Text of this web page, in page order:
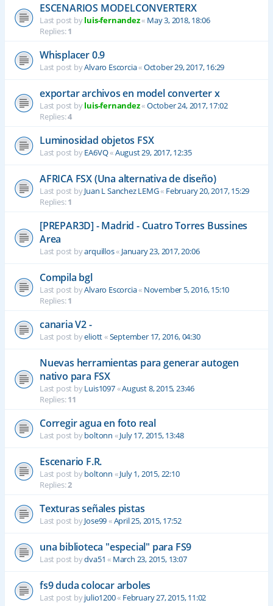
ESCENARIOS MODELCONVERTERX
Last post byluis-fernandez« May 3, 2018, 18:06
Replies:1
Whisplacer 0.9
Last post byAlvaro Escorcia«October 29, 2017, 16:29
exportar archivos en model converter x
Last post byluis-fernandez«October 24, 2017, 17:02
Replies:4
Luminosidad objetos FSX
Last post byEA6VQ«August 29, 2017, 12:35
AFRICA FSX (Una alternativa de diseño)
Last post byJuan L Sanchez LEMG« February 20, 2017, 15:29
Replies:1
[PREPAR3D] - Madrid - Cuatro Torres Bussines
Area
Last post byarquillos« January 23, 2017, 20:06
Compila bgl
Last post byAlvaro Escorcia« November 5, 2016, 15:10
Replies:1
canaria V2 -
Last post byeliott«September 17, 2016, 04:30
Nuevas herramientas para generar autogen
nativo para FSX
Last post byLuis1097«August 8, 2015, 23:46
Replies:11
Corregir agua en foto real
Last post byboltonn «July 17, 2015, 13:48
Escenario F.R.
Last post byboltonn «July 1, 2015, 22:10
Replies:2
Texturas señales pistas
Last post byJose99«April 25, 2015, 17:52
una biblioteca "especial" para FS9
Last post bydva51 « March 23, 2015, 13:07
fs9 duda colocar arboles
Last post byjulio1200« February 27, 2015, 11:02